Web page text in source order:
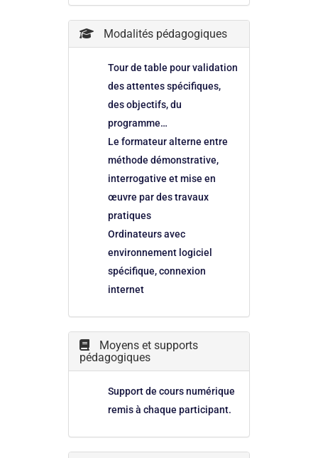
Modalités pédagogiques
Tour de table pour validation
des attentes spécifiques,
des objectifs, du
programme…
Le formateur alterne entre
méthode démonstrative,
interrogative et mise en
œuvre par des travaux
pratiques
Ordinateurs avec
environnement logiciel
spécifique, connexion
internet
Moyens et supports
pédagogiques
Support de cours numérique
remis à chaque participant.